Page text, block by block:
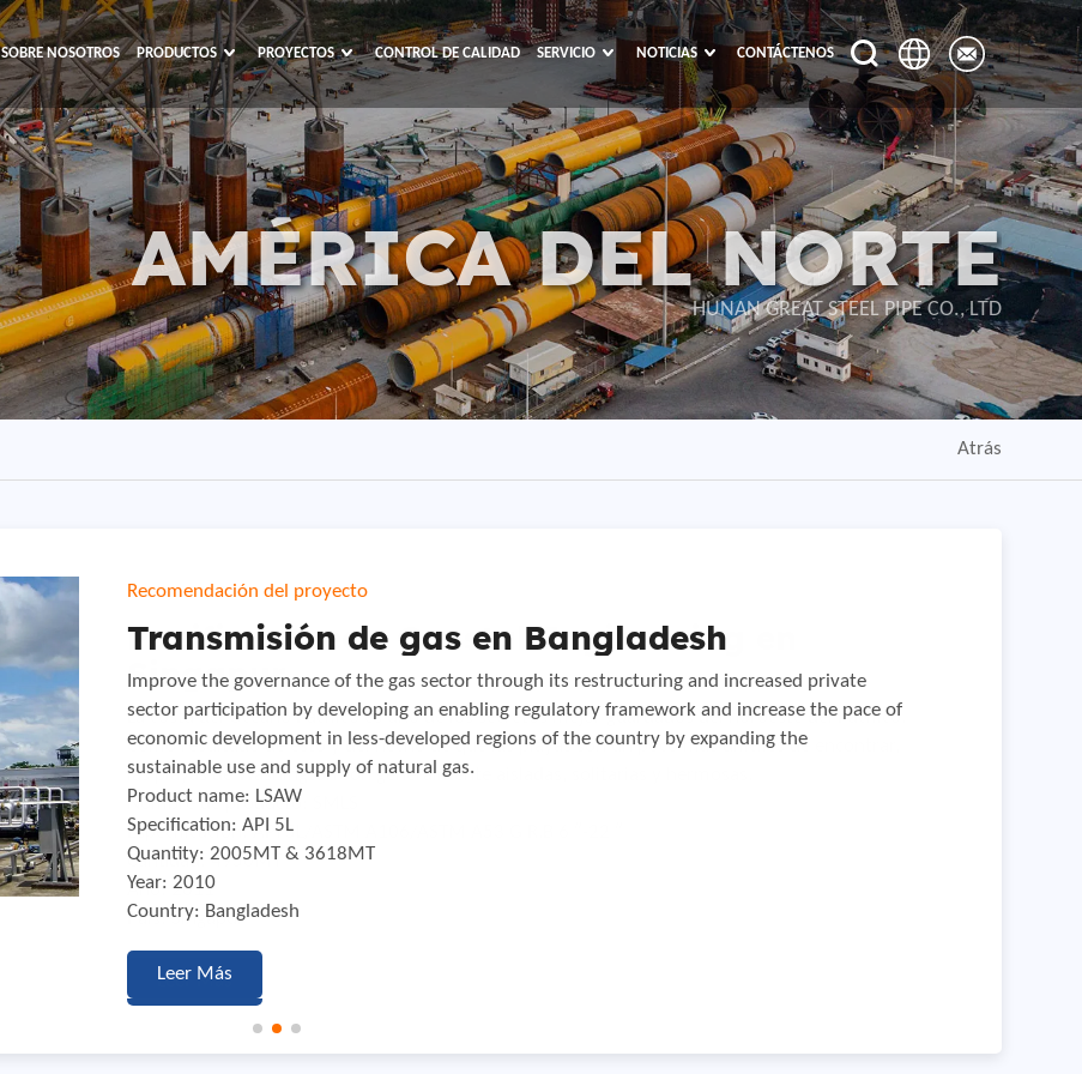
SOBRE NOSOTROS PRODUCTOS PROYECTOS CONTROL DE CALIDAD SERVICIO NOTICIAS CONTÁCTENOS
AMÉRICA DEL NORTE
HUNAN GREAT STEEL PIPE CO., LTD
Atrás
Recomendación del proyecto
Pacifica Ocean Coastal Engineering en
Singapur
La costa del Océano Pacífico es uno de los secretos mejor guardados del noroeste del Pacífico.
Como resultado de esto y del hecho de que las playas son un poco más difíciles de encontrar,
las playas de Washington son generalmente aisladas, solitarias y hermosas.
Nombre de producto: SMLS
Especificación: API 5L/ASTM A106/ASTM A53 G R.B 6 ″-22 ″
Cantidad: 4950MT
Año: 2011
País: Singapur
Leer Más
Recomendación del proyecto
Transmisión de gas en Bangladesh
Improve the governance of the gas sector through its restructuring and increased private
sector participation by developing an enabling regulatory framework and increase the pace of
economic development in less-developed regions of the country by expanding the
sustainable use and supply of natural gas.
Product name: LSAW
Specification: API 5L
Quantity: 2005MT & 3618MT
Year: 2010
Country: Bangladesh
Leer Más
Recomendación del proyecto
Transmisión de línea de tubería de aceite en
Serbia
The other project in the oil sector is the long-planned construction of the petroleum products
pipeline system through Serbia with a total length distance.
Product name: ERW
Specification: API 5L PSL2 GR.B ,X42 2″-14″
Quantity: 2560MT
Year: 2011
Country: Serbia
Leer Más